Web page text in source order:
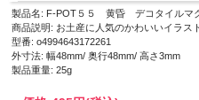
製品名: F-POT５５ 黄昏 デコタイルマ
商品説明: お土産に人気のかわいいイラ
型番: o4994643172261
外寸法: 幅48mm/ 奥行48mm/ 高さ3mm
製品重量: 25g